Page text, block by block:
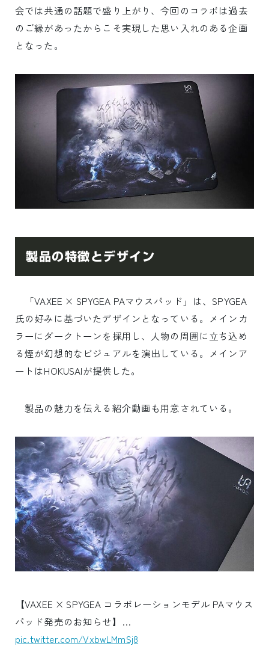
会では共通の話題で盛り上がり、今回のコラボは過去
のご縁があったからこそ実現した思い入れのある企画
となった。
製品の特徴とデザイン
「VAXEE × SPYGEA PAマウスパッド」は、SPYGEA
氏の好みに基づいたデザインとなっている。メインカ
ラーにダークトーンを採用し、人物の周囲に立ち込め
る煙が幻想的なビジュアルを演出している。メインア
ートはHOKUSAIが提供した。
製品の魅力を伝える紹介動画も用意されている。
【VAXEE × SPYGEA コラボレーションモデル PAマウス
パッド発売のお知らせ】…
pic.twitter.com/VxbwLMmSj8